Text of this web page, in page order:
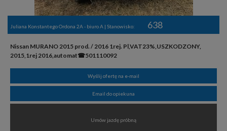
Juliana Konstantego Ordona 2A - biuro A | Stanowisko: 638
Nissan MURANO 2015 prod. / 2016 1rej. Pl,VAT23%,USZKODZONY,
2015,1rej 2016,automat☎501110092
Wyślij ofertę na e-mail
Email do opiekuna
Umów jazdę próbną